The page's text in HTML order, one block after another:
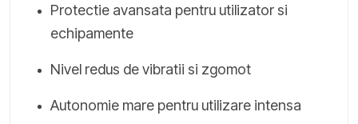
Protectie avansata pentru utilizator si
echipamente
Nivel redus de vibratii si zgomot
Autonomie mare pentru utilizare intensa